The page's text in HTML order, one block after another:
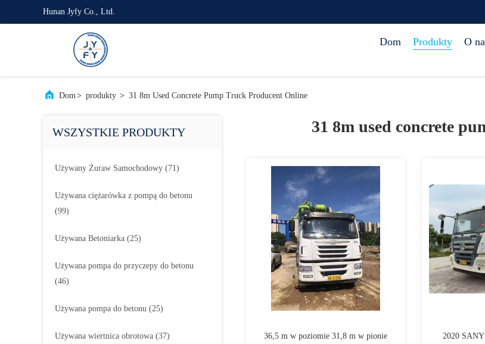
Hunan Jyfy Co., Ltd.
Dom Produkty O
Dom> produkty > 31 8m Used Concrete Pump Truck Producent Online
WSZYSTKIE PRODUKTY
Używany Żuraw Samochodowy (71)
Używana ciężarówka z pompą do betonu
(99)
Używana Betoniarka (25)
Używana pompa do przyczepy do betonu
(46)
Używana pompa do betonu (25)
Używana wiertnica obrotowa (37)
31 8m used concrete
36,5 m w poziomie 31,8 m w pionie
2020 SANY